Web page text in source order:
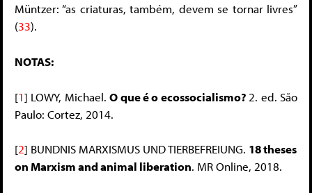
Müntzer: “as criaturas, também, devem se tornar livres”
(33).
NOTAS:
[1] LOWY, Michael.O que é o ecossocialismo? 2. ed. São
Paulo: Cortez, 2014.
[2] BUNDNIS MARXISMUS UND TIERBEFREIUNG. 18 theses
on Marxism and animal liberation. MR Online, 2018.